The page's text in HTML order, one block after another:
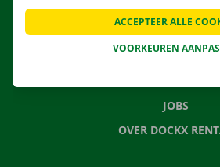
CONTACTEER
VEELGESTELDE
NIEUWS
JOBS
OVER DOCKX
VOORKEUREN
ACCEPTEER ALLE